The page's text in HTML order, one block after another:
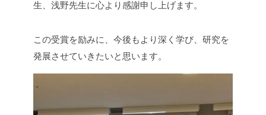
生、浅野先生に心より感謝申し上げます。
この受賞を励みに、今後もより深く学び、研究を
発展させていきたいと思います。